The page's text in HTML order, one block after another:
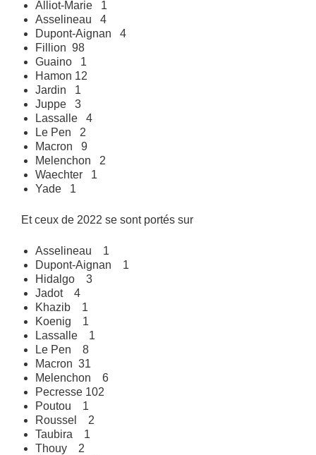
Alliot-Marie 1
Asselineau 4
Dupont-Aignan 4
Fillion 98
Guaino 1
Hamon 12
Jardin 1
Juppe 3
Lassalle 4
Le Pen 2
Macron 9
Melenchon 2
Waechter 1
Yade 1
Et ceux de 2022 se sont portés sur
Asselineau 1
Dupont-Aignan 1
Hidalgo 3
Jadot 4
Khazib 1
Koenig 1
Lassalle 1
Le Pen 8
Macron 31
Melenchon 6
Pecresse 102
Poutou 1
Roussel 2
Taubira 1
Thouy 2